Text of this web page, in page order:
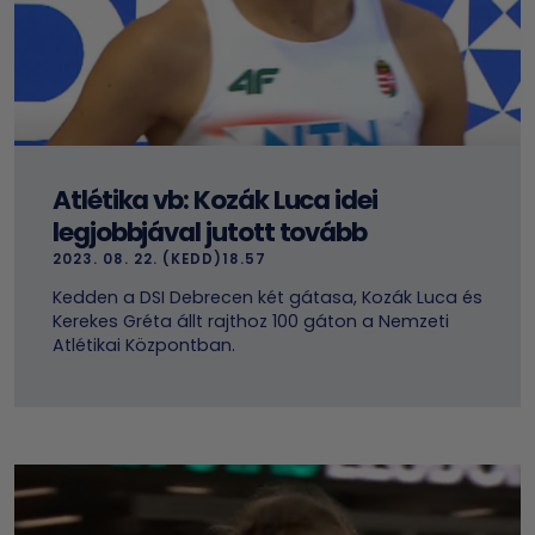
Atlétika vb: Kozák Luca idei
legjobbjával jutott tovább
2023. 08. 22. (KEDD)18.57
Kedden a DSI Debrecen két gátasa, Kozák Luca és
Kerekes Gréta állt rajthoz 100 gáton a Nemzeti
Atlétikai Központban.